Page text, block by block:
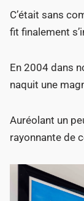
C’était sans
fit finalement
En 2004 dans
naquit une
Auréolant un
rayonnante de